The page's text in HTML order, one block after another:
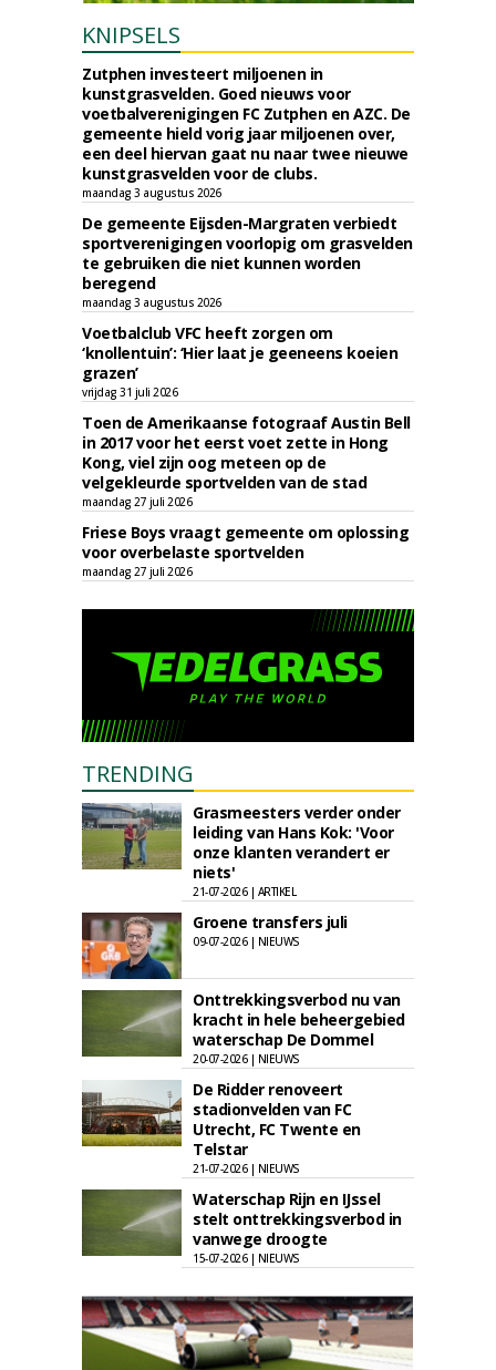
KNIPSELS
Zutphen investeert miljoenen in
kunstgrasvelden. Goed nieuws voor
voetbalverenigingen FC Zutphen en AZC. De
gemeente hield vorig jaar miljoenen over,
een deel hiervan gaat nu naar twee nieuwe
kunstgrasvelden voor de clubs.
maandag 3 augustus 2026
De gemeente Eijsden-Margraten verbiedt
sportverenigingen voorlopig om grasvelden
te gebruiken die niet kunnen worden
beregend
maandag 3 augustus 2026
Voetbalclub VFC heeft zorgen om
‘knollentuin’: ‘Hier laat je geeneens koeien
grazen’
vrijdag 31 juli 2026
Toen de Amerikaanse fotograaf Austin Bell
in 2017 voor het eerst voet zette in Hong
Kong, viel zijn oog meteen op de
velgekleurde sportvelden van de stad
maandag 27 juli 2026
Friese Boys vraagt gemeente om oplossing
voor overbelaste sportvelden
maandag 27 juli 2026
TRENDING
Grasmeesters verder onder
leiding van Hans Kok: 'Voor
onze klanten verandert er
niets'
21-07-2026 | ARTIKEL
Groene transfers juli
09-07-2026 | NIEUWS
Onttrekkingsverbod nu van
kracht in hele beheergebied
waterschap De Dommel
20-07-2026 | NIEUWS
De Ridder renoveert
stadionvelden van FC
Utrecht, FC Twente en
Telstar
21-07-2026 | NIEUWS
Waterschap Rijn en IJssel
stelt onttrekkingsverbod in
vanwege droogte
15-07-2026 | NIEUWS